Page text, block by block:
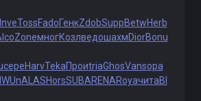
InveTossFadoГенкZdobSuppBetwHerb
ZoneмногКозлведошахмDiorBonu
сереHarvTekaПроиtriaGhosVansора
ALASHorsSUBARENARoyaчитаBl